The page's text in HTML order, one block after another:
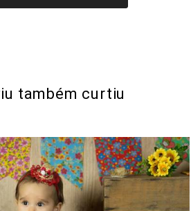
também curtiu